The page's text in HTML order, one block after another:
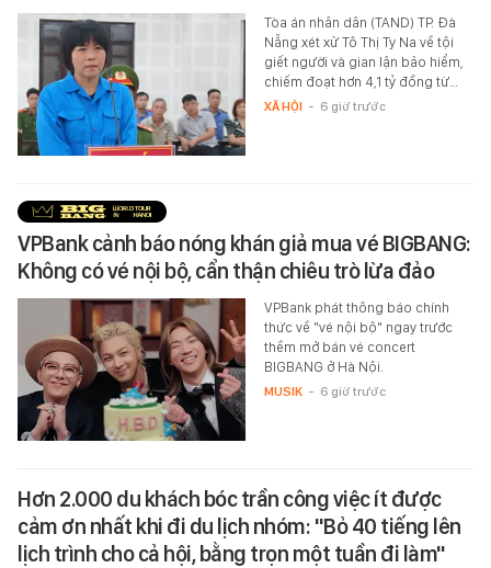
Tòa án nhân dân (TAND) TP. Đà
Nẵng xét xử Tô Thị Ty Na về tội
giết người và gian lận bảo hiểm,
chiếm đoạt hơn 4,1 tỷ đồng từ…
XÃ HỘI - 6 giờ trước
VPBank cảnh báo nóng khán giả mua vé BIGBANG:
Không có vé nội bộ, cẩn thận chiêu trò lừa đảo
VPBank phát thông báo chính
thức về "vé nội bộ" ngay trước
thềm mở bán vé concert
BIGBANG ở Hà Nội.
MUSIK - 6 giờ trước
Hơn 2.000 du khách bóc trần công việc ít được
cảm ơn nhất khi đi du lịch nhóm: "Bỏ 40 tiếng lên
lịch trình cho cả hội, bằng trọn một tuần đi làm"